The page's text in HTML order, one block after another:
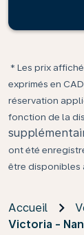
* Les prix
exprimés en
réservation
fonction de la
ont été
être disponibles
Accueil
Victoria -